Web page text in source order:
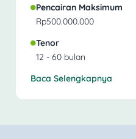
Pencairan Maksimum
Rp500.000.000
Tenor
12 - 60 bulan
Baca Selengkapnya